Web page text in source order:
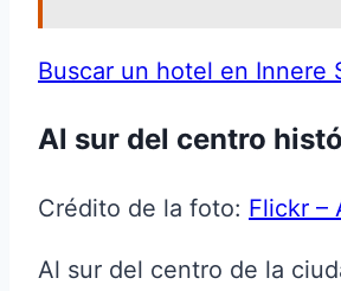
Buscar un hotel en Innere
Al sur del centro
Crédito de la foto: Flickr –
Al sur del centro de la